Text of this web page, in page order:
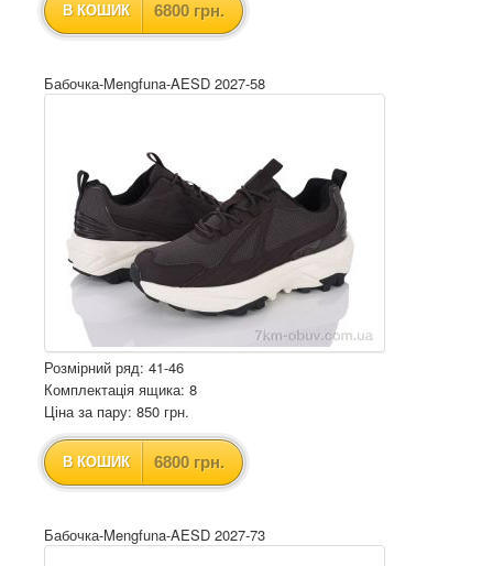
В КОШИК 6800 грн.
Бабочка-Mengfuna-AESD 2027-58
Розмірний ряд: 41-46
Комплектація ящика: 8
Ціна за пару: 850 грн.
В КОШИК 6800 грн.
Бабочка-Mengfuna-AESD 2027-73